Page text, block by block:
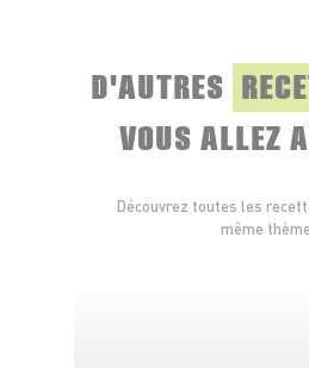
D'AUTRES
VOUS ALLEZ
Découvrez toutes les
même thème.